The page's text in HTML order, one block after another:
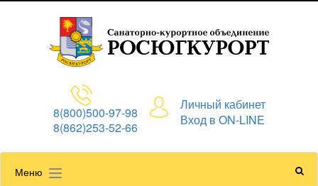
8(800)500-97-98
8(862)253-52-66
Личный кабинет
Вход в ON-LINE
Меню